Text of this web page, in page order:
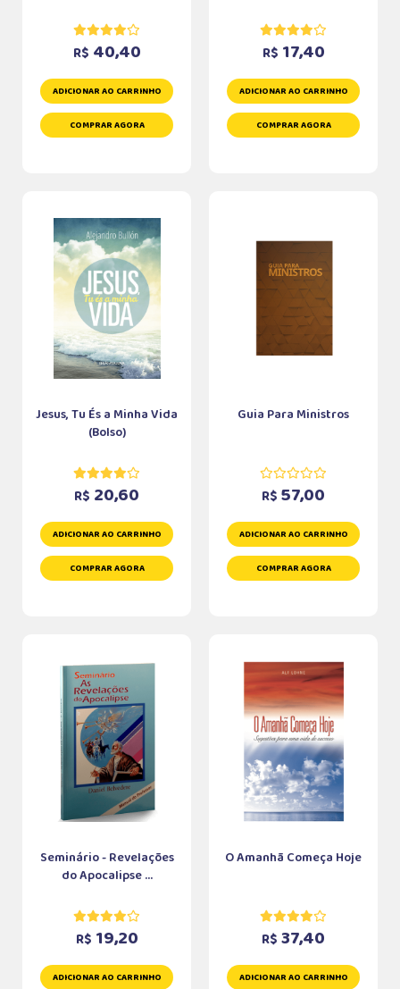
R$ 40,40
ADICIONAR AO CARRINHO
COMPRAR AGORA
R$ 17,40
ADICIONAR AO CARRINHO
COMPRAR AGORA
Jesus, Tu És a Minha Vida
(Bolso)
R$ 20,60
ADICIONAR AO CARRINHO
COMPRAR AGORA
Guia Para Ministros
R$ 57,00
ADICIONAR AO CARRINHO
COMPRAR AGORA
Seminário - Revelações
do Apocalipse ...
R$ 19,20
ADICIONAR AO CARRINHO
O Amanhã Começa Hoje
R$ 37,40
ADICIONAR AO CARRINHO